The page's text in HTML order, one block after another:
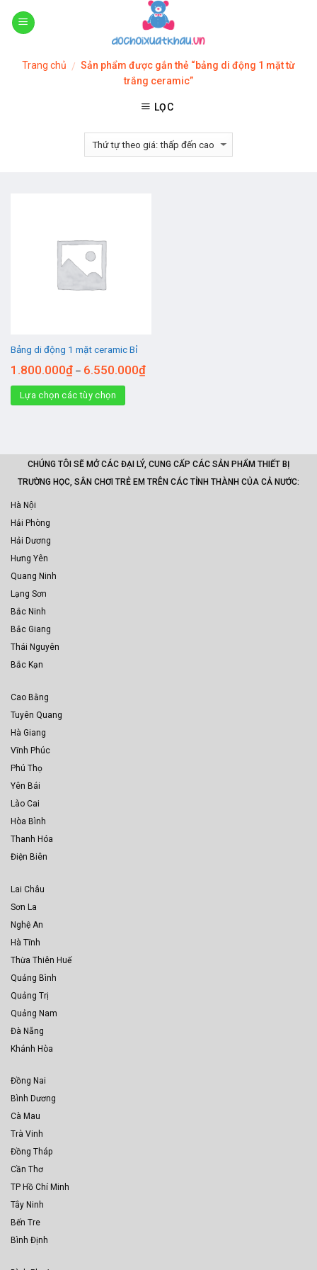
Skip
Trang chủ / Sản phẩm được gắn thẻ “bảng di động 1 mặt từ
trắng ceramic”
LỌC
Bảng di động 1 mặt ceramic Bỉ
1.800.000₫– 6.550.000₫
Lựa chọn các tùy chọn
CHÚNG TÔI SẼ MỞ CÁC ĐẠI LÝ, CUNG CẤP CÁC SẢN PHẨM THIẾT BỊ
TRƯỜNG HỌC, SÂN CHƠI TRẺ EM TRÊN CÁC TỈNH THÀNH CỦA CẢ NƯỚC:
Hà Nội
Hải Phòng
Hải Dương
Hưng Yên
Quang Ninh
Lạng Sơn
Bắc Ninh
Bắc Giang
Thái Nguyên
Bắc Kạn
Cao Bằng
Tuyên Quang
Hà Giang
Vĩnh Phúc
Phú Thọ
Yên Bái
Lào Cai
Hòa Bình
Thanh Hóa
Điện Biên
Lai Châu
Sơn La
Nghệ An
Hà Tĩnh
Thừa Thiên Huế
Quảng Bình
Quảng Trị
Quảng Nam
Đà Nẵng
Khánh Hòa
Đồng Nai
Bình Dương
Cà Mau
Trà Vinh
Đồng Tháp
Cần Thơ
TP Hồ Chí Minh
Tây Ninh
Bến Tre
Bình Định